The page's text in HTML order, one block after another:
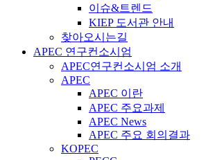
이슈&트렌드
KIEP 도서관 안내
찾아오시는길
APEC 연구컨소시엄
APEC연구컨소시엄 소개
APEC
APEC 이란
APEC 주요과제
APEC News
APEC 주요 회의결과
KOPEC